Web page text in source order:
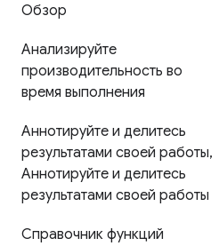
Обзор
Анализируйте
производительность во
время выполнения
Аннотируйте и делитесь
результатами своей работы,
Аннотируйте и делитесь
результатами своей работы
Справочник функций